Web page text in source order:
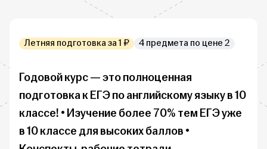
Летняя подготовка за 1 ₽ 4 предмета по цене 2
Годовой курс — это полноценная
подготовка к ЕГЭ по английскому языку в 10
классе! • Изучение более 70% тем ЕГЭ уже
в 10 классе для высоких баллов •